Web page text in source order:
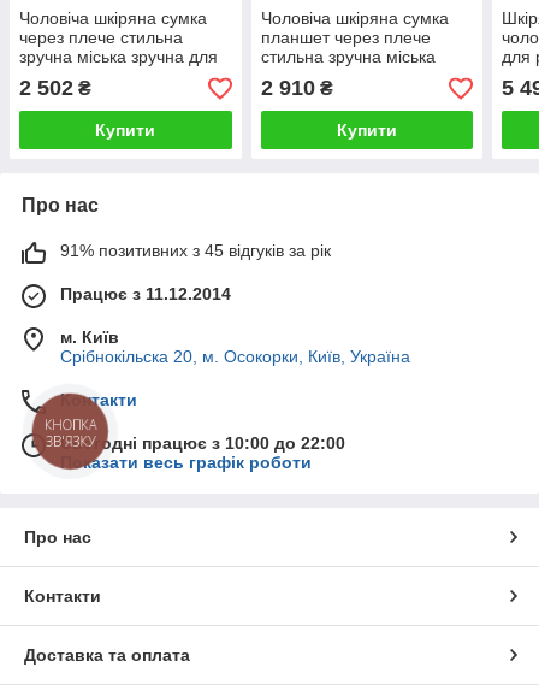
Чоловіча шкіряна сумка
через плече стильна
зручна міська зручна для
2 502 ₴
Купити
Чоловіча шкіряна сумка
планшет через плече
стильна зручна міська
Катана
2 910₴
Купити
для
5
Про нас
91% позитивних з 45 відгуків за рік
Працює з 11.12.2014
м. Київ
Срібнокільска 20, м. Осокорки, Київ, Україна
Контакти
Сьогодні працює з 10:00 до 22:00
Показати весь графік роботи
Про нас
Контакти
Доставка та оплата
КНОПКА
ЗВ'ЯЗКУ